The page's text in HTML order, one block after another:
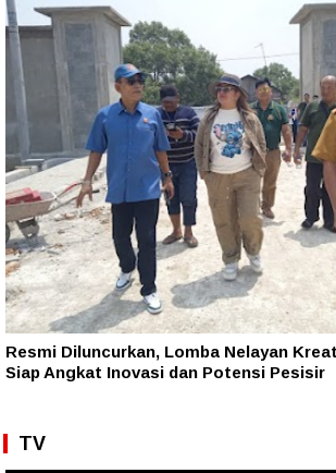
Resmi Diluncurkan, Lomba Nelayan
Siap Angkat Inovasi dan Potensi Pesisir
TV